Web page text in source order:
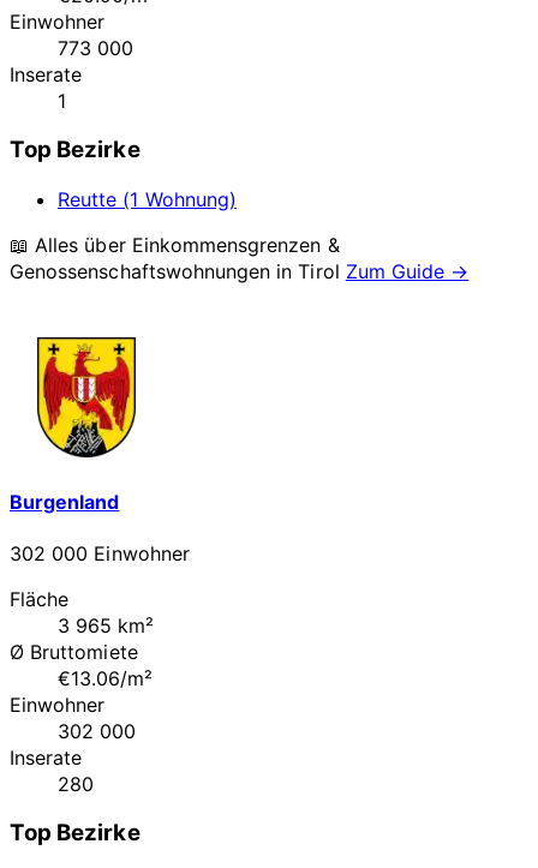
Einwohner
773 000
Inserate
1
Top Bezirke
Reutte (1 Wohnung)
📖 Alles über Einkommensgrenzen &
Genossenschaftswohnungen inTirol Zum Guide →
Burgenland
302 000 Einwohner
Fläche
3 965 km²
Ø Bruttomiete
€13.06/m²
Einwohner
302 000
Inserate
280
Top Bezirke